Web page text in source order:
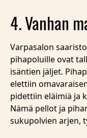
4. Vanhan
Varpasalon
pihapoluille ovat
isäntien jäljet.
elettiin
pidettiin eläimiä ja
Nämä pellot ja
sukupolvien arjen,